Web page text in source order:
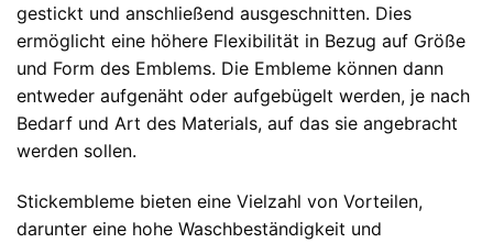
gestickt und anschließend ausgeschnitten. Dies
ermöglicht eine höhere Flexibilität in Bezug auf Größe
und Form des Emblems. Die Embleme können dann
entweder aufgenäht oder aufgebügelt werden, je nach
Bedarf und Art des Materials, auf das sie angebracht
werden sollen.
Stickembleme bieten eine Vielzahl von Vorteilen,
darunter eine hohe Waschbeständigkeit und